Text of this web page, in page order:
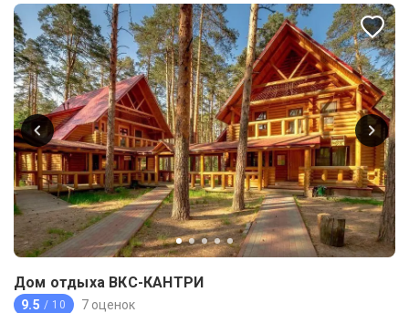
Дом отдыха ВКС-КАНТРИ
9.5 / 10 7 оценок